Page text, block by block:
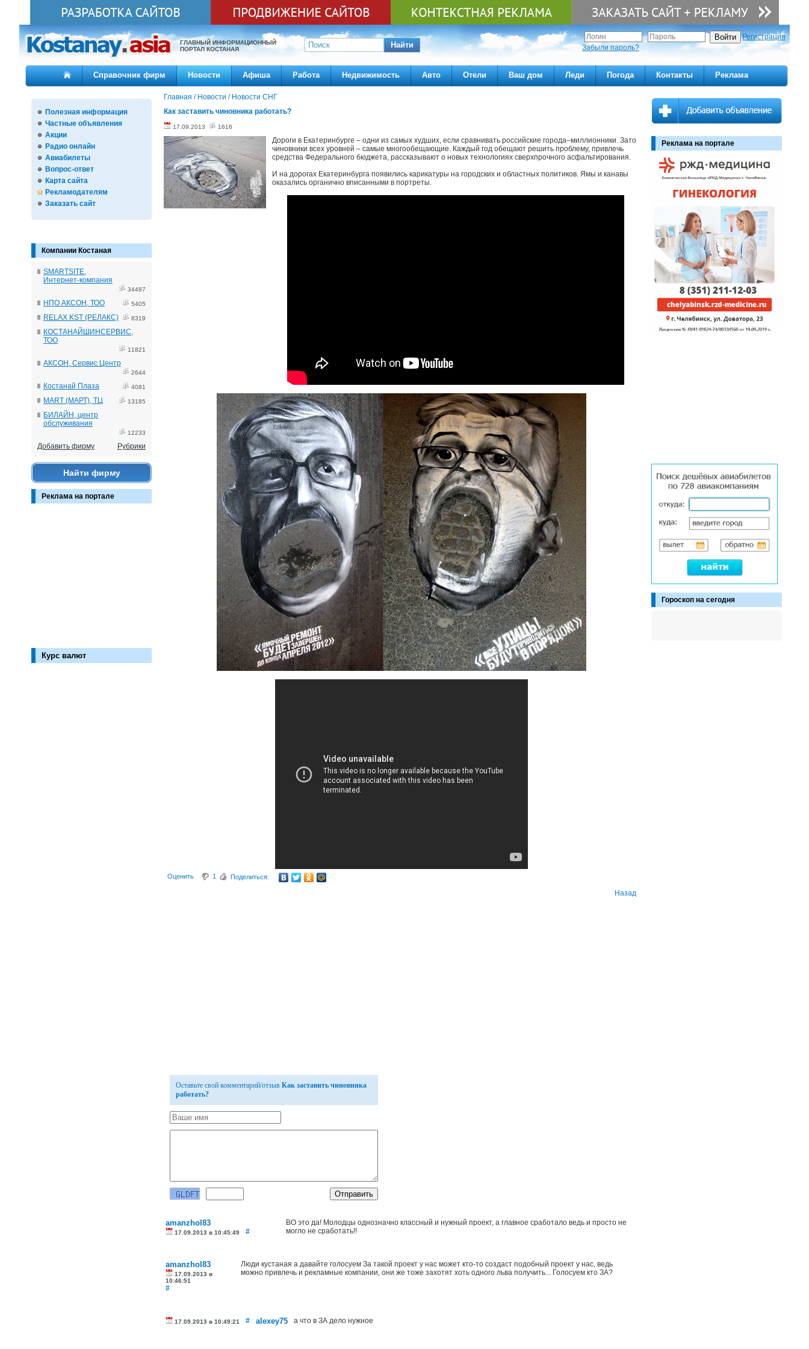
ГЛАВНЫЙ ИНФОРМАЦИОННЫЙ
ПОРТАЛ КОСТАНАЯ
Найти
Регистрация
Забыли пароль?
Справочник фирм Новости Афиша Работа Недвижимость Авто Отели Ваш дом Леди Погода Контакты Реклама
Полезная информация
Частные объявления
Акции
Радио онлайн
Авиабилеты
Вопрос-ответ
Карта сайта
Рекламодателям
Заказать сайт
Компании Костаная
SMARTSITE,
Интернет-компания
34487
НПО АКСОН, ТОО 5405
RELAX KST (РЕЛАКС) 8319
КОСТАНАЙШИНСЕРВИС,
ТОО
11821
АКСОН, Сервис Центр
2644
Костанай Плаза 4081
MART (МАРТ), ТЦ 13185
БИЛАЙН, центр
обслуживания
12233
Добавить фирму Рубрики
Найти фирму
Реклама на портале
Курс валют
Главная / Новости / Новости СНГ
Как заставить чиновника работать?
17.09.2013 1616
Дороги в Екатеринбурге – одни из самых худших, если сравнивать российские города–миллионники. Зато
чиновники всех уровней – самые многообещающие. Каждый год обещают решить проблему, привлечь
средства Федерального бюджета, рассказывают о новых технологиях сверхпрочного асфальтирования.
И на дорогах Екатеринбурга появились карикатуры на городских и областных политиков. Ямы и канавы
оказались органично вписанными в портреты.
Оценить 1 Поделиться:
Назад
Оставьте свой комментарий/отзыв Как заставить чиновника
работать?
amanzhol83
17.09.2013 в 10:45:49 #
ВО это да! Молодцы однозначно классный и нужный проект, а главное сработало ведь и просто не
могло не сработать!!
amanzhol83
17.09.2013 в
10:46:51
#
Люди кустаная а давайте голосуем За такой проект у нас может кто-то создаст подобный проект у нас, ведь
можно привлечь и рекламные компании, они же тоже захотят хоть одного льва получить... Голосуем кто ЗА?
alexey75
17.09.2013 в 10:49:21 # а что в ЗА дело нужное
Реклама на портале
Гороскоп на сегодня